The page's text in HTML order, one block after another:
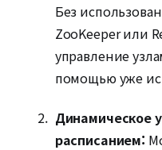
Без
ZooKeeper или
управление
помощью уже
Динамическое
расписанием: